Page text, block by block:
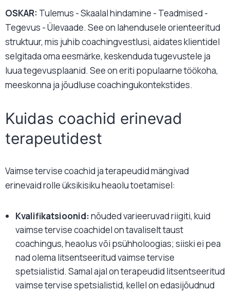
OSKAR: Tulemus - Skaalal hindamine - Teadmised -
Tegevus - Ülevaade. See on lahendusele orienteeritud
struktuur, mis juhib coachingvestlusi, aidates klientidel
selgitada oma eesmärke, keskenduda tugevustele ja
luua tegevusplaanid. See on eriti populaarne töökoha,
meeskonna ja jõudluse coachingukontekstides.
Kuidas coachid erinevad
terapeutidest
Vaimse tervise coachid jaterapeudidmängivad
erinevaid rolle üksikisiku heaolu toetamisel:
Kvalifikatsioonid:nõuded varieeruvad riigiti, kuid
vaimse tervise coachidel on tavaliselt taust
coachingus, heaolus või psühholoogias; siiski ei pea
nad olema litsentseeritud vaimse tervise
spetsialistid. Samal ajal on terapeudid litsentseeritud
vaimse tervise spetsialistid, kellel on edasijõudnud